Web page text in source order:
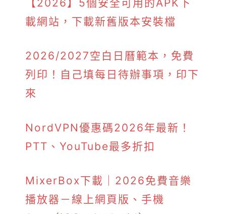
【2026】5個安全可用的APK下
載網站，下載新舊版本安裝檔
2026/2027空白日曆範本，免費
列印！自己填每日待辦事項，印下
來
NordVPN優惠碼2026年最新！
PTT、YouTube最多折扣
MixerBox下載｜2026免費音樂
播放器－線上網頁版、手機